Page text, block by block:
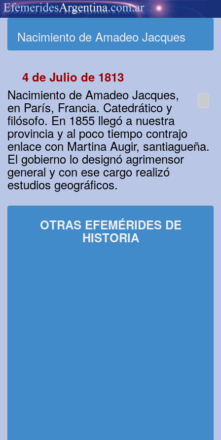
Nacimiento de Amadeo Jacques
4 de Julio de 1813
Nacimiento de Amadeo Jacques,
en París, Francia. Catedrático y
filósofo. En 1855 llegó a nuestra
provincia y al poco tiempo contrajo
enlace con Martina Augir, santiagueña.
El gobierno lo designó agrimensor
general y con ese cargo realizó
estudios geográficos.
OTRAS EFEMÉRIDES DE
HISTORIA